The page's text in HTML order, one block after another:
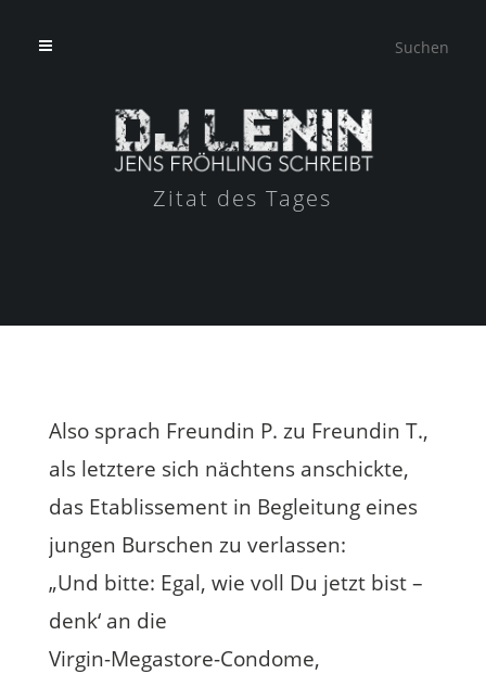
Zitat des Tages
Also sprach Freundin P. zu Freundin T.,
als letztere sich nächtens anschickte,
das Etablissement in Begleitung eines
jungen Burschen zu verlassen:
„Und bitte: Egal, wie voll Du jetzt bist –
denk‘ an die
Virgin-Megastore-Condome,